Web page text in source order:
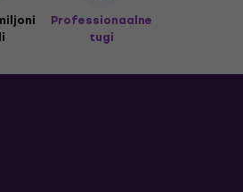
Professionaalne
tugi